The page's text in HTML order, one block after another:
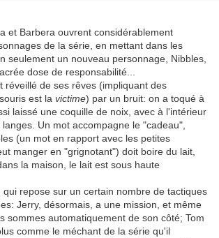
et Barbera ouvrent considérablement
de la série, en mettant dans les
seulement un nouveau personnage, Nibbles,
dose de responsabilité...
réveillé de ses rêves (impliquant des
est la victime) par un bruit: on a toqué à
laissé une coquille de noix, avec à l'intérieur
Un mot accompagne le "cadeau",
(un mot en rapport avec les petites
manger en "grignotant") doit boire du lait,
la maison, le lait est sous haute
qui repose sur un certain nombre de tactiques
Jerry, désormais, a une mission, et même
sommes automatiquement de son côté; Tom
comme le méchant de la série qu'il